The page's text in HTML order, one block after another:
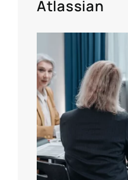
Atlassian